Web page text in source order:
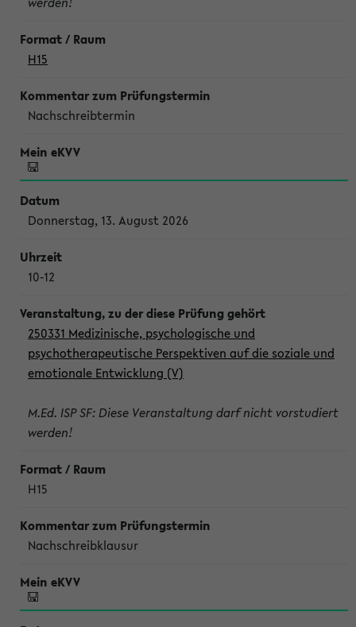
H15
Nachschreibtermin
Donnerstag, 13. August 2026
10-12
250331 Medizinische, psychologische und
psychotherapeutische Perspektiven auf die soziale und
emotionale Entwicklung (V)
M.Ed. ISP SF: Diese Veranstaltung darf nicht vorstudiert
werden!
H15
Nachschreibklausur